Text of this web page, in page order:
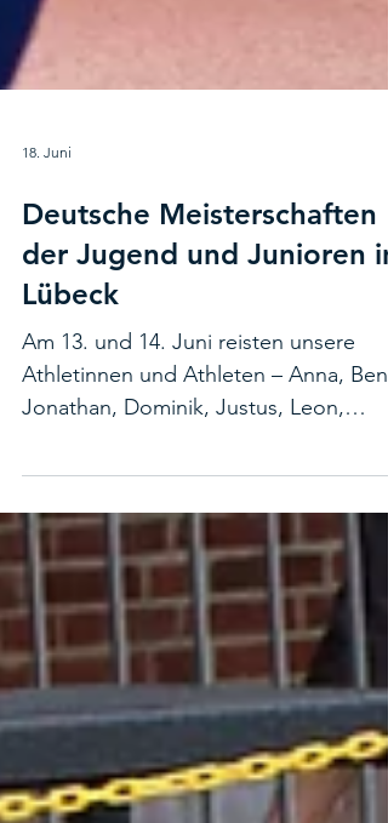
Deutsche Meisterschaften
der Jugend und Junioren in
Lübeck
Am 13. und 14. Juni reisten unsere
Athletinnen und Athleten – Anna, Ben,
Fabian und Vitus – mit dem
Nachwuchskader der Berliner Triathlon
Union nach Lübeck zur Deutschen
Meisterschaft im Triathlon. Lediglich
Jamie konnte noch nicht teilnehmen,
da sie körperlich noch nicht wieder zu
100 Prozent belastbar ist. Wir hoffen,
dass sie in zwei Wochen beim letzten
DTU-Jugendcup der Saison in Jena
wieder an den Start gehen kann. Die
Anreise erfolgte be